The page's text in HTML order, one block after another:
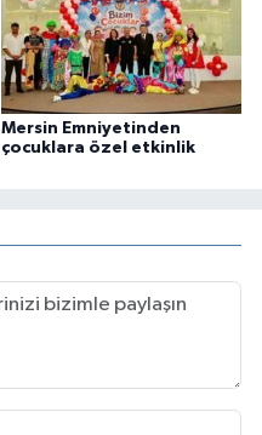
Mersin Emniyetinden
çocuklara özel etkinlik